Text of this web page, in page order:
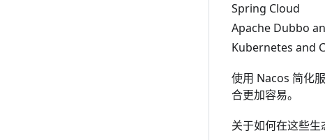
Spring Cloud
Apache Dubbo
Kubernetes and
使用 Nacos 简化
合更加容易。
关于如何在这些生